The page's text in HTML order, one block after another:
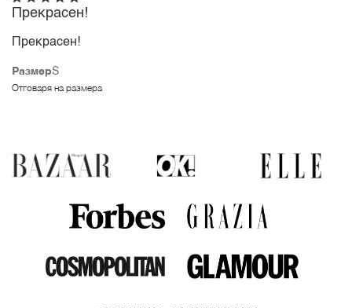
РазмерS
Отговаря на размера
Прекрасен!
Прекрасен!